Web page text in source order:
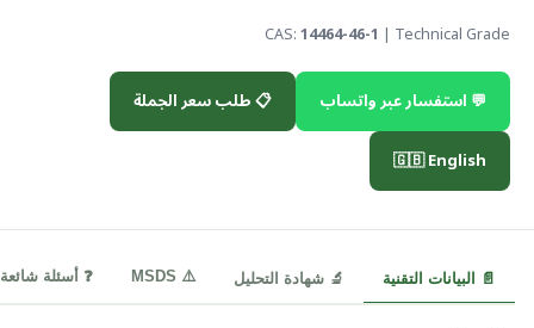
CAS:14464-46-1 | Technical Grade
💬 استفسار عبر واتساب
📋 طلب سعر الجملة
🇬🇧 English
📄 البيانات التقنية 🔬 شهادة التحليل ⚠️ MSDS ❓ أسئلة شائعة